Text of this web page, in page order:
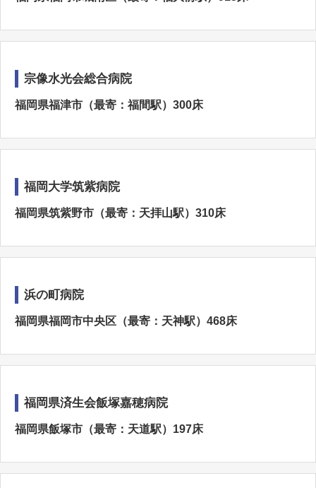
宗像水光会総合病院
福岡県福津市（最寄：福間駅）300床
福岡大学筑紫病院
福岡県筑紫野市（最寄：天拝山駅）310床
浜の町病院
福岡県福岡市中央区（最寄：天神駅）468床
福岡県済生会飯塚嘉穂病院
福岡県飯塚市（最寄：天道駅）197床